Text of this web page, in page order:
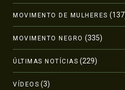
MOVIMENTO DE MULHERES
MOVIMENTO NEGRO (335)
ÚLTIMAS NOTÍCIAS (229)
VÍDEOS (3)